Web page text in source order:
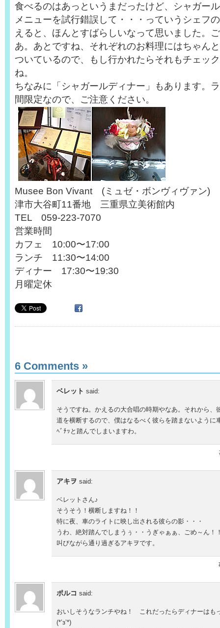
食べるのはあっというまだったけど、シャガー
メニューを試行錯誤して・・・っていうシェフ
えると、ほんとすばらしいなって思いました。
あ。あとですね、それぞれのお料理にはちゃん
ついているので、もし行かれたらそれもチェッ
ね。
ちなみに「シャガールディナー」もあります。
間限定なので、ご注意ください。
Musee Bon Vivant (ミュゼ・ボンヴィヴァン)
津市大谷町11番地 三重県立美術館内
TEL 059-223-7070
営業時間
カフェ 10:00〜17:00
ランチ 11:30〜14:00
ディナー 17:30〜19:30
月曜定休
6 Comments »
ベレット said:
そうですね。かえるの大合唱の時期やなあ。それから、
道を横断するので、僕はなるべく彼らを踏まないように
ﾍﾞﾁｯと踏んでしまいますわ。
アキヲ said:
ベレットさん♪
そうそう！横断しますね！！
特に夜、車のライトに映し出される彼らの影・・・
うわ、絶対踏んでしまうぅ・・うぎゃぁぁ、ごめ～ん！
叫びながら通り過ぎるアキヲです。
ポルコ said:
おいしそうなランチやね！ これだったらディナーはも
(*’з’*)